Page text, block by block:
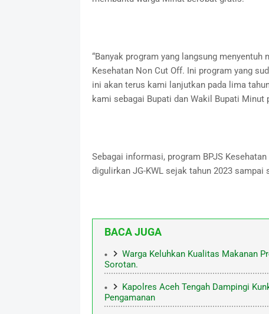
“Banyak program yang langsung
Kesehatan Non Cut Off. Ini program yang
ini akan terus kami lanjutkan pada lima
kami sebagai Bupati dan Wakil Bupati Minut
Sebagai informasi, program BPJS
digulirkan JG-KWL sejak tahun 2023 sampai
BACA JUGA
Warga Keluhkan Kualitas Makanan
Sorotan.
Kapolres Aceh Tengah Dampingi
Pengamanan